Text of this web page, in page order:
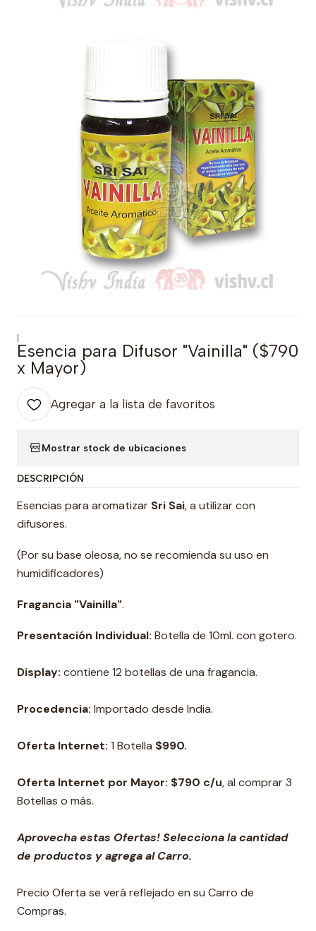
|
Esencia para Difusor "Vainilla" ($790
x Mayor)
Agregar a la lista de favoritos
Mostrar stock de ubicaciones
DESCRIPCIÓN
Esencias para aromatizar Sri Sai, a utilizar con
difusores.
(Por su base oleosa, no se recomienda su uso en
humidificadores)
Fragancia "Vainilla".
Presentación Individual: Botella de 10ml. con gotero.
Display: contiene 12 botellas de una fragancia.
Procedencia: Importado desde India.
Oferta Internet: 1 Botella $990.
Oferta Internet por Mayor: $790 c/u, al comprar 3
Botellas o más.
Aprovecha estas Ofertas! Selecciona la cantidad
de productos y agrega al Carro.
Precio Oferta se verá reflejado en su Carro de
Compras.